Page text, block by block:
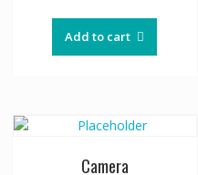
Add to cart
Camera